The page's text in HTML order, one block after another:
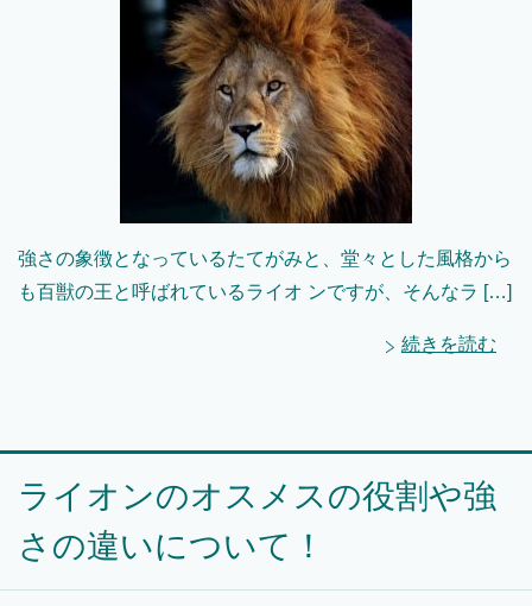
強さの象徴となっているたてがみと、堂々とした風格から
も百獣の王と呼ばれているライオ ンですが、そんなラ […]
続きを読む
ライオンのオスメスの役割や強
さの違いについて！